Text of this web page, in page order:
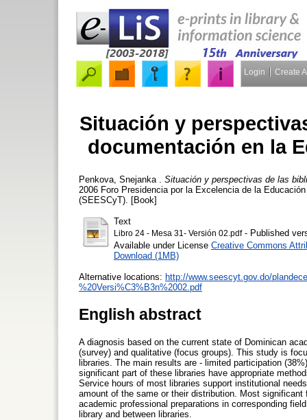
Login Create
Situación y
documentación en la
Penkova, Snejanka
Situación y perspectivas de las
2006 Foro Presidencia por la Excelencia de la
(SEESCyT). [Book]
Text
Libro 24 - Mesa 31- Versión 02.pdf- Published
Available under License Creative Commons
Download (1MB)
Alternative locations: http://www.seescyt.gov.do/
%20Versi%C3%B3n%2002.pdf
English abstract
A diagnosis based on the current state of Dominican
(survey) and qualitative (focus groups). This study is
libraries. The main results are - limited participation
significant part of these libraries have appropriate
Service hours of most libraries support institutional
amount of the same or their distribution. Most
academic professional preparations in corresponding
library and between libraries.